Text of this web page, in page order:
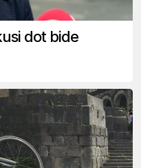
dot bide